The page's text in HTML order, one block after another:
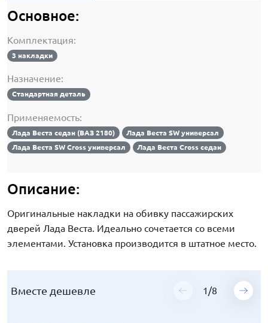
Основное:
Комплектация:
3 накладки
Назначение:
Стандартная деталь
Применяемость:
Лада Веста седан (ВАЗ 2180)
Лада Веста SW универсал
Лада Веста SW Cross универсал
Лада Веста Cross седан
Описание:
Оригинальные накладки на обивку пассажирских
дверей Лада Веста. Идеально сочетается со всеми
элементами. Установка производится в штатное место.
Вместе дешевле 1 /8
Вместе дешевле 1 /8
Вместе дешевле 1 /8
Вместе дешевле 1 /8
Вместе дешевле 1 /8
Вместе дешевле 1 /8
Вместе дешевле 1 /8
Вместе дешевле 1 /8